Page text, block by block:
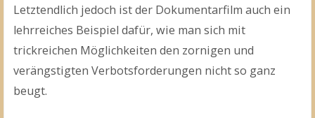
Letztendlich jedoch ist der Dokumentarfilm auch ein
lehrreiches Beispiel dafür, wie man sich mit
trickreichen Möglichkeiten den zornigen und
verängstigten Verbotsforderungen nicht so ganz
beugt.